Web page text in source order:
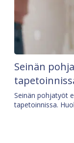
Seinän
Seinän pohjatyöt
tapetoinnissa.